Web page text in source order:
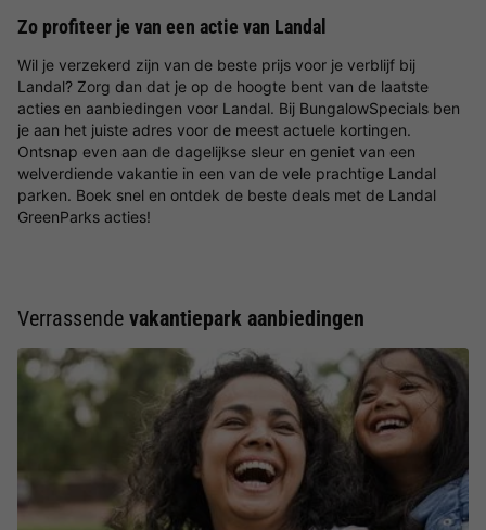
Zo profiteer je van een actie van Landal
Wil je verzekerd zijn van de beste prijs voor je verblijf bij
Landal? Zorg dan dat je op de hoogte bent van de laatste
acties en aanbiedingen voor Landal. Bij BungalowSpecials ben
je aan het juiste adres voor de meest actuele kortingen.
Ontsnap even aan de dagelijkse sleur en geniet van een
welverdiende vakantie in een van de vele prachtige Landal
parken. Boek snel en ontdek de beste deals met de Landal
GreenParks acties!
Verrassende vakantiepark aanbiedingen